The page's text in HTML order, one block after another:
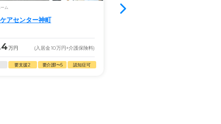
ム
アセンター神町
万円 (入居金10万円+介護保険料)
要支援2 要介護1〜5 認知症可